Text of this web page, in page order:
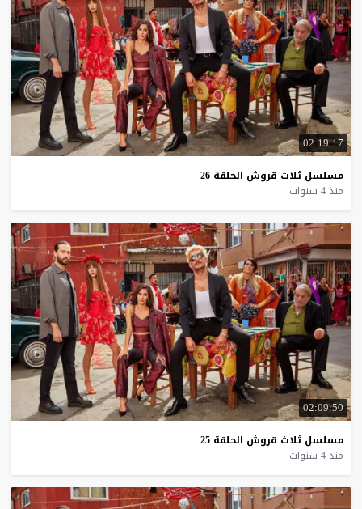
02:19:17
مسلسل ثلاث قروش الحلقة 26
منذ 4 سنوات
02:09:50
مسلسل ثلاث قروش الحلقة 25
منذ 4 سنوات